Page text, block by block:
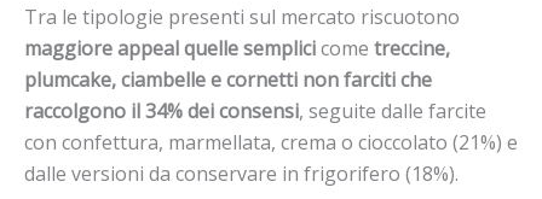
Tra le tipologie presenti sul mercato riscuotono
maggiore appeal quelle semplicicome treccine,
plumcake, ciambelle e cornetti non farciti che
raccolgono il 34% dei consensi, seguite dalle farcite
con confettura, marmellata, crema o cioccolato (21%) e
dalle versioni da conservare in frigorifero (18%).